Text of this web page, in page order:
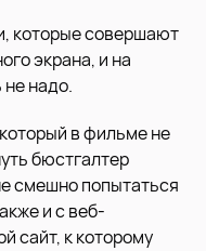
которые совершают
экрана, и на
не надо.
в фильме не
бюстгалтер
смешно попытаться
и с веб-
сайт, к которому